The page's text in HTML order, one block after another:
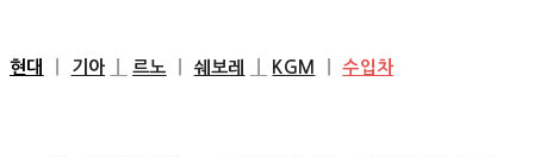
현대 기아 르노 쉐보레 KGM ㅣ수입차